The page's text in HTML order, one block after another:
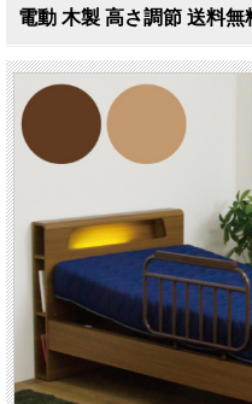
電動 木製 高さ調節 送料